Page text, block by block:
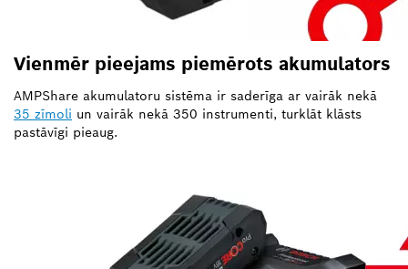
Vienmēr pieejams piemērots akumulators
AMPShare akumulatoru sistēma ir saderīga ar vairāk nekā
35 zīmoli un vairāk nekā 350 instrumenti, turklāt klāsts
pastāvīgi pieaug.